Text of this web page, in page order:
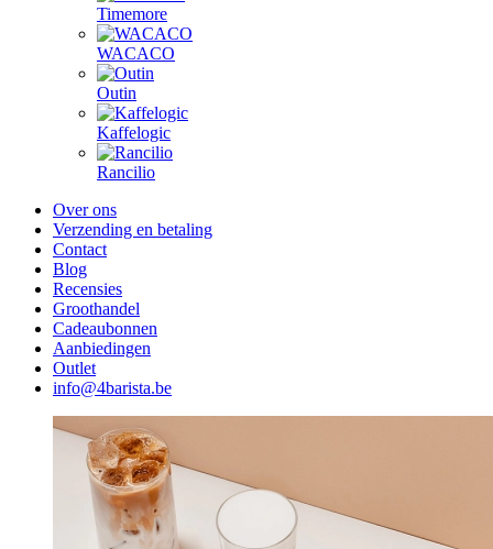
Timemore
WACACO
Outin
Kaffelogic
Rancilio
Over ons
Verzending en betaling
Contact
Blog
Recensies
Groothandel
Cadeaubonnen
Aanbiedingen
Outlet
info@4barista.be